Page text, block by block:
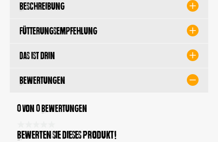
Beschreibung
Fütterungsempfehlung
Das ist drin
Bewertungen
0 von 0 Bewertungen
Durchschnittliche Bewertung 0 von 5 Sternen
Bewerten Sie dieses Produkt!